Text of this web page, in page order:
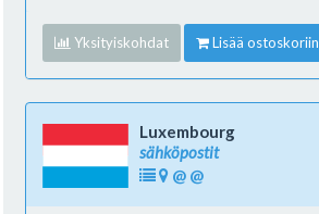
Yksityiskohdat Lisää ostoskoriin
Luxembourg
sähköpostit
@ @